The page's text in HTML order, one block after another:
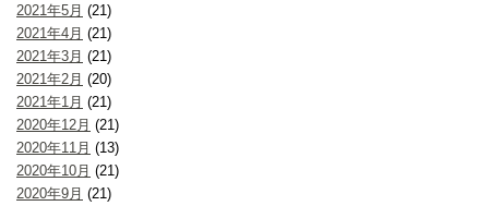
2021年5月 (21)
2021年4月 (21)
2021年3月 (21)
2021年2月 (20)
2021年1月 (21)
2020年12月 (21)
2020年11月 (13)
2020年10月 (21)
2020年9月 (21)